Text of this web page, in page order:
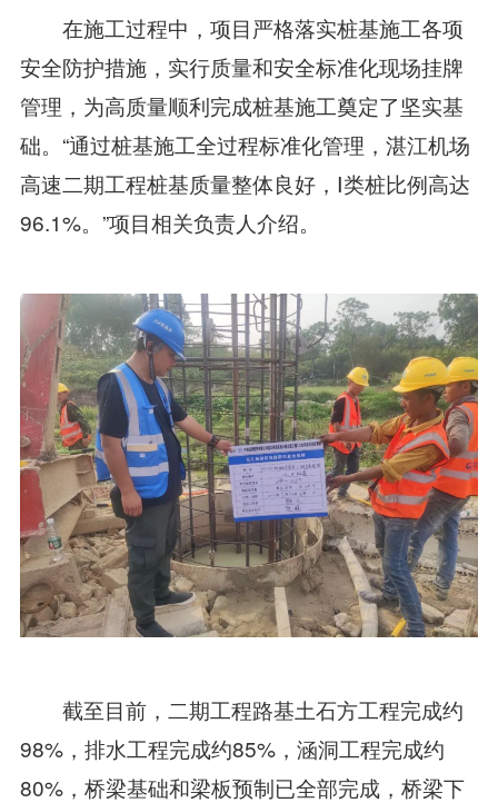
在施工过程中，项目严格落实桩基施工各项
安全防护措施，实行质量和安全标准化现场挂牌
管理，为高质量顺利完成桩基施工奠定了坚实基
础。“通过桩基施工全过程标准化管理，湛江机场
高速二期工程桩基质量整体良好，Ⅰ类桩比例高达
96.1%。”项目相关负责人介绍。
截至目前，二期工程路基土石方工程完成约
98%，排水工程完成约85%，涵洞工程完成约
80%，桥梁基础和梁板预制已全部完成，桥梁下